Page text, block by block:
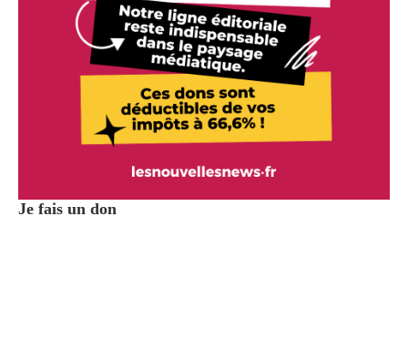
Je fais un don